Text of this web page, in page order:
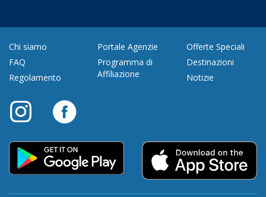
Chi siamo
FAQ
Regolamento
Portale Agenzie
Programma di
Affiliazione
Offerte Speciali
Destinazioni
Notizie